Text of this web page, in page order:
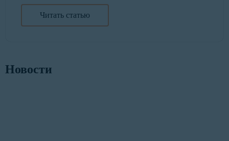
Читать статью
Новости